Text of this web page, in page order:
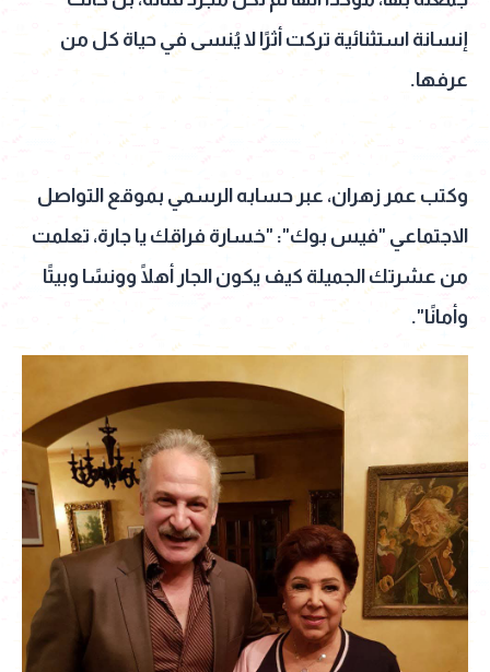
إنسانة استثنائية تركت أثرًا لا يُنسى في حياة كل من
عرفها.
وكتب عمر زهران، عبر حسابه الرسمي بموقع التواصل
الاجتماعي "فيس بوك": "خسارة فراقك يا جارة، تعلمت
من عشرتك الجميلة كيف يكون الجار أهلًا وونسًا وبيتًا
وأمانًا".